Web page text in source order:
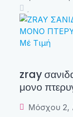
Μέ Τιμή
zray
μονο
Μόσχου 2,